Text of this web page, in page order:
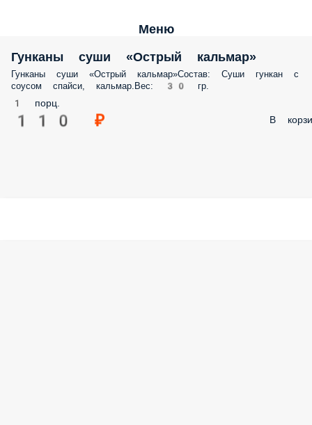
Меню
Гунканы cуши «Острый кальмар»
Гунканы cуши «Острый кальмар»Состав: Суши гункан с
соусом спайси, кальмар.Вес: 30 гр.
1 порц.
110 ₽ В